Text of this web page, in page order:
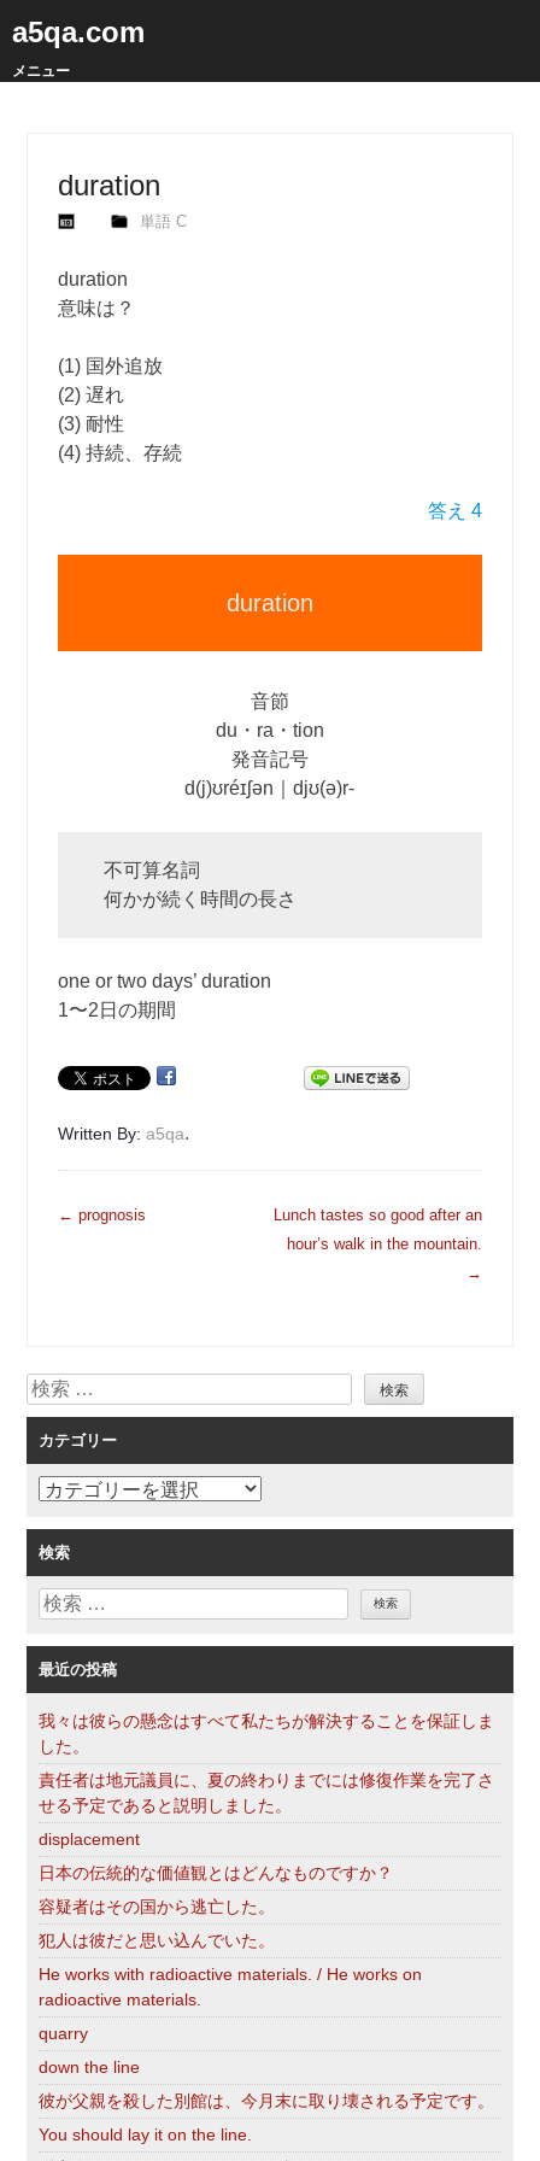
a5qa.com
メニュー
duration
単語 C
duration
意味は？
(1) 国外追放
(2) 遅れ
(3) 耐性
(4) 持続、存続
答え 4
duration
音節
du・ra・tion
発音記号
d(j)ʊréɪʃən｜djʊ(ə)r‐
不可算名詞
何かが続く時間の長さ
one or two days’ duration
1〜2日の期間
Written By:a5qa.
投
シ
ョ
ン
← prognosis
Lunch tastes so good after an
hour’s walk in the mountain.
→
検
索
カテゴリー
カ
ゴ
リ
ー
検索
検
最近の投稿
我々は彼らの懸念はすべて私たちが解決することを保証しま
した。
責任者は地元議員に、夏の終わりまでには修復作業を完了さ
せる予定であると説明しました。
displacement
日本の伝統的な価値観とはどんなものですか？
容疑者はその国から逃亡した。
犯人は彼だと思い込んでいた。
He works with radioactive materials. / He works on
radioactive materials.
quarry
down the line
彼が父親を殺した別館は、今月末に取り壊される予定です。
You should lay it on the line.